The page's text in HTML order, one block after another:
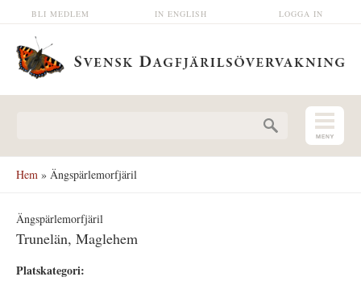
Hoppa till huvudinnehåll LOGGA IN
IN ENGLISH
BLI MEDLEM
Hem » Ängspärlemorfjäril
Ängspärlemorfjäril
Trunelän, Maglehem
Platskategori: